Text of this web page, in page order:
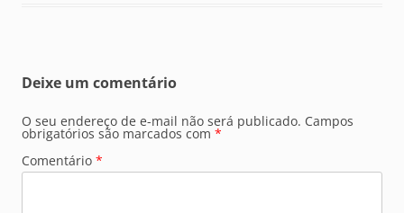
Deixe um comentário
O seu endereço de e-mail não será publicado. Campos
obrigatórios são marcados com *
Comentário *